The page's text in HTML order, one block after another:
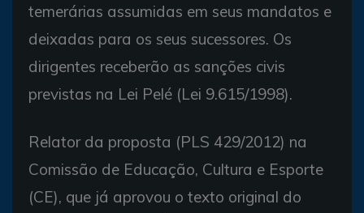
temerárias assumidas em seus mandatos e
deixadas para os seus sucessores. Os
dirigentes receberão as sanções civis
previstas na Lei Pelé (Lei 9.615/1998).
Relator da proposta (PLS 429/2012) na
Comissão de Educação, Cultura e Esporte
(CE), que já aprovou o texto original do